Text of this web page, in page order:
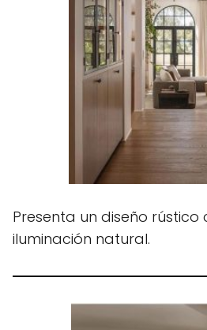
Presenta un diseño
iluminación natural.